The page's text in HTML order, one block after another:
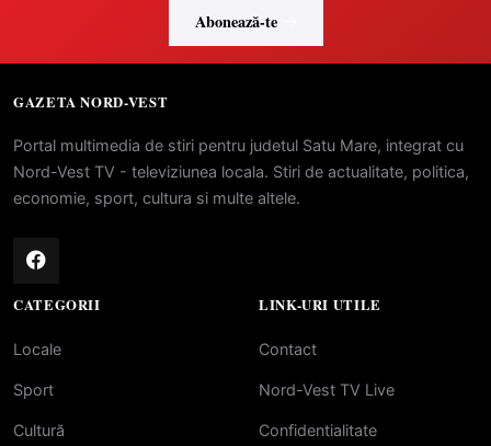
Abonează-te
GAZETA NORD-VEST
Portal multimedia de stiri pentru judetul Satu Mare, integrat cu
Nord-Vest TV - televiziunea locala. Stiri de actualitate, politica,
economie, sport, cultura si multe altele.
CATEGORII
Locale
Sport
Cultură
LINK-URI UTILE
Contact
Nord-Vest TV Live
Confidentialitate